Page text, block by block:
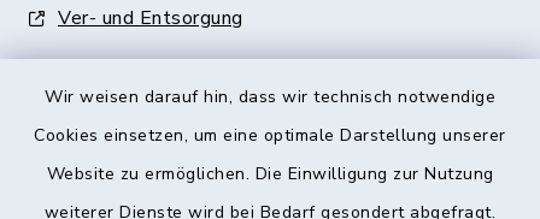
Wir weisen darauf hin, dass wir technisch notwendige
Cookies einsetzen, um eine optimale Darstellung unserer
Website zu ermöglichen. Die Einwilligung zur Nutzung
weiterer Dienste wird bei Bedarf gesondert abgefragt.
Ver- und Entsorgung